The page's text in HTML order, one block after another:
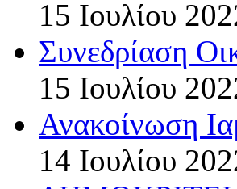
15 Ιουλίου
Συνεδρίαση
15 Ιουλίου
Ανακοίνωση
14 Ιουλίου